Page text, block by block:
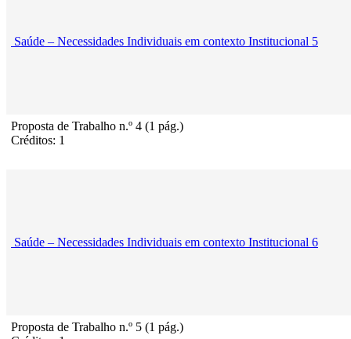
Saúde – Necessidades Individuais em contexto Institucional 5
Proposta de Trabalho n.º 4 (1 pág.)
Créditos: 1
Saúde – Necessidades Individuais em contexto Institucional 6
Proposta de Trabalho n.º 5 (1 pág.)